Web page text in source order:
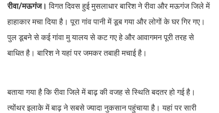
रीवा/मऊगंज।विगत दिवस हुई मुसलाधार बारिश ने रीवा और मऊगंज जिले में
हाहाकार मचा दिया है। पूरा गांव पानी में डूब गया और लोगों के घर गिर गए।
पुल डूबने से कई गांवा मु यालय से कट गए हे और आवागमन पूरी तरह से
बाधित है। बारिश ने यहां पर जमकर तबाही मचाई है।
बताया गया है कि रीवा जिले में बाढ़ की वजह से स्थिति बदतर हो गई है।
त्योंथर इलाके में बाढ़ ने सबसे ज्यादा नुकसान पहुंचाया है। यहां पर सारी